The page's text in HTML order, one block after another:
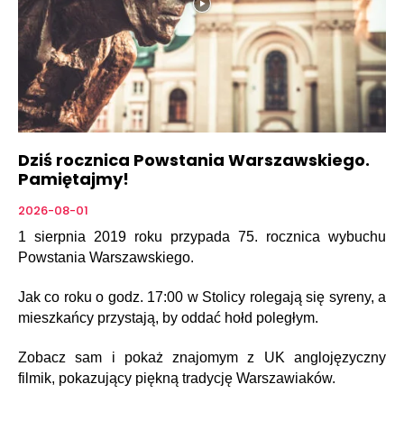
Dziś rocznica Powstania Warszawskiego.
Pamiętajmy!
2026-08-01
1 sierpnia 2019 roku przypada 75. rocznica wybuchu
Powstania Warszawskiego.
Jak co roku o godz. 17:00 w Stolicy rolegają się syreny, a
mieszkańcy przystają, by oddać hołd poległym.
Zobacz sam i pokaż znajomym z UK anglojęzyczny
filmik, pokazujący piękną tradycję Warszawiaków.